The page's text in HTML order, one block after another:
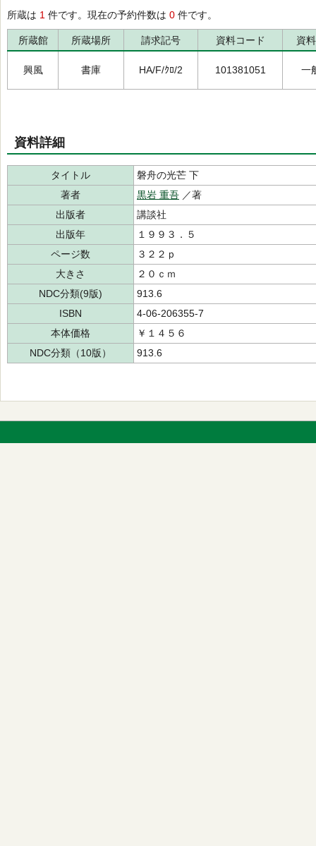
所蔵は 1 件です。現在の予約件数は 0 件です。
所蔵館 所蔵場所 請求記号 資料コード 資
興風 書庫 HA/F/ｸﾛ/2 101381051 一
資料詳細
タイトル
磐舟の光芒 下
著者
黒岩 重吾 ／著
出版者
講談社
出版年
１９９３．５
ページ数
３２２ｐ
大きさ
２０ｃｍ
NDC分類(9版)
913.6
ISBN
4-06-206355-7
本体価格
￥１４５６
NDC分類（10版）
913.6